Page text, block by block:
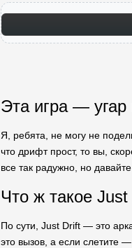
Эта игра — угар
Я, ребята, не могу не
что дрифт прост, то вы,
все так радужно, но
Что ж такое
По сути, Just Drift — это
это вызов, а если слетите